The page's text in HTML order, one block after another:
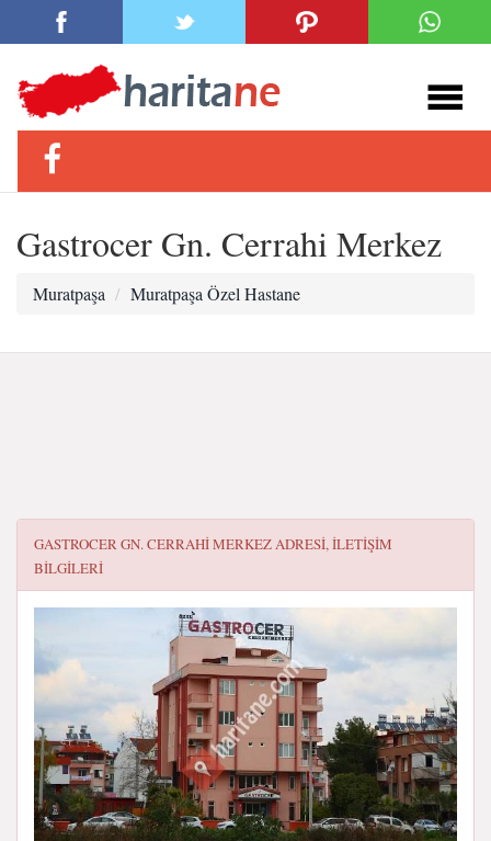
Gastrocer Gn. Cerrahi Merkez
Muratpaşa Muratpaşa Özel Hastane
GASTROCER GN. CERRAHI MERKEZADRESI, ILETIŞIM
BILGILERI